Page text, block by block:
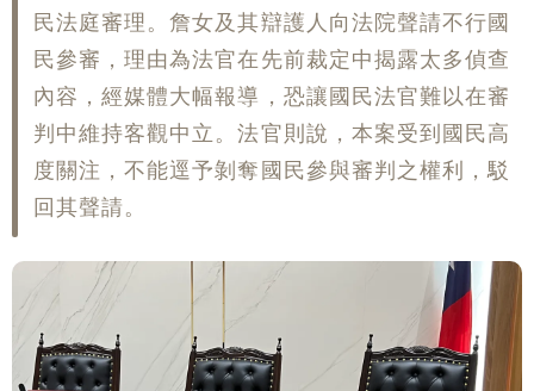
變化
楊千霈一打二帶女兒出國 崩潰哭得極狼
狽
民法庭審理。詹女及其辯護人向法院聲請不行國
民參審，理由為法官在先前裁定中揭露太多偵查
內容，經媒體大幅報導，恐讓國民法官難以在審
判中維持客觀中立。法官則說，本案受到國民高
度關注，不能逕予剝奪國民參與審判之權利，駁
回其聲請。